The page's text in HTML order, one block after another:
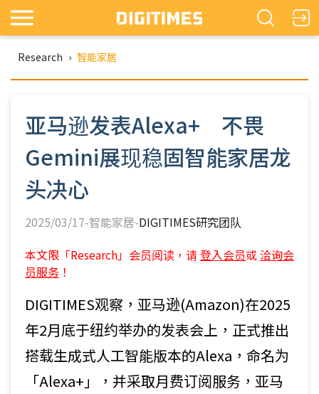
Research › 智能家居
亚马逊发表Alexa+ 不畏
Gemini展现稳固智能家居龙
头决心
2025/03/17-智能家居-DIGITIMES研究团队
本文限「Research」会员阅读，请登入会员或 洽询会
员服务 ！
DIGITIMES观察，亚马逊(Amazon)在2025
年2月底于纽约举办的发表会上，正式推出
搭载生成式人工智能版本的Alexa，命名为
「Alexa+」，并采取月费订阅服务，亚马